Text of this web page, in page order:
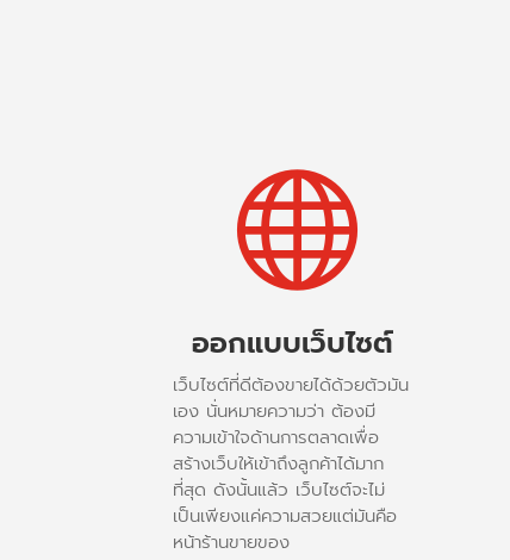

ออกแบบเว็บไซต์
เว็บไซต์ที่ดีต้องขายได้ด้วยตัวมัน
เอง นั่นหมายความว่า ต้องมี
ความเข้าใจด้านการตลาดเพื่อ
สร้างเว็บให้เข้าถึงลูกค้าได้มาก
ที่สุด ดังนั้นแล้ว เว็บไซต์จะไม่
เป็นเพียงแค่ความสวยแต่มันคือ
หน้าร้านขายของ